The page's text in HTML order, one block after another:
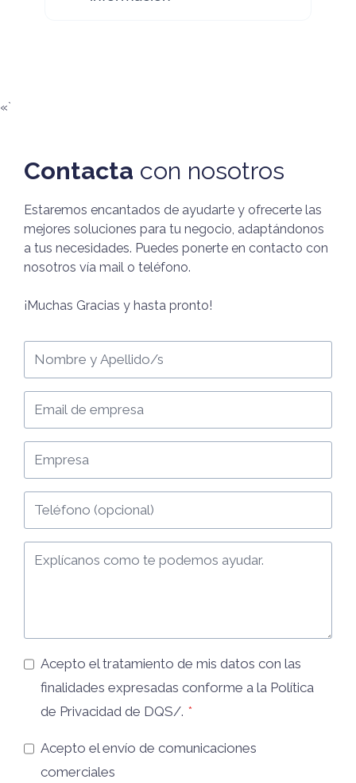
«`
Contacta con nosotros
Estaremos encantados de ayudarte y ofrecerte las
mejores soluciones para tu negocio, adaptándonos
a tus necesidades. Puedes ponerte en contacto con
nosotros vía mail o teléfono.
¡Muchas Gracias y hasta pronto!
Acepto el tratamiento de mis datos con las
finalidades expresadas conforme a la Política
de Privacidad de DQS/. *
Acepto el envío de comunicaciones
comerciales